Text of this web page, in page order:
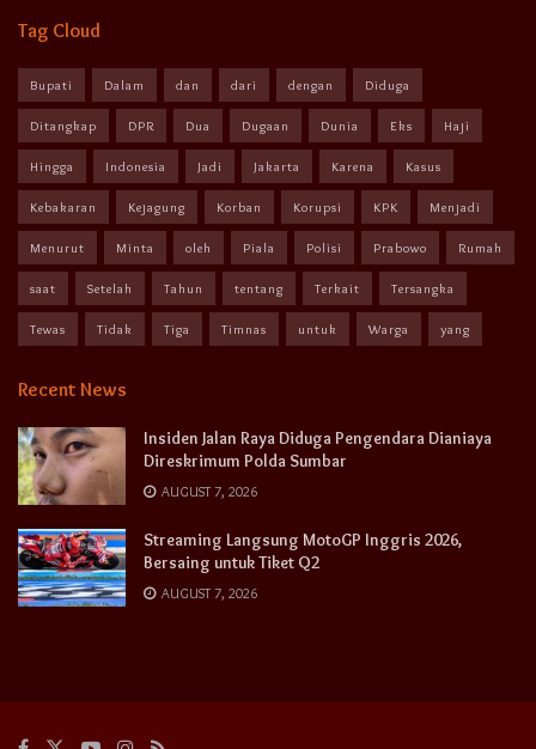
Tag Cloud
Bupati Dalam dan dari dengan Diduga
Ditangkap DPR Dua Dugaan Dunia Eks Haji
Hingga Indonesia Jadi Jakarta Karena Kasus
Kebakaran Kejagung Korban Korupsi KPK Menjadi
Menurut Minta oleh Piala Polisi Prabowo Rumah
saat Setelah Tahun tentang Terkait Tersangka
Tewas Tidak Tiga Timnas untuk Warga yang
Recent News
Insiden Jalan Raya Diduga Pengendara Dianiaya
Direskrimum Polda Sumbar
AUGUST 7, 2026
Streaming Langsung MotoGP Inggris 2026,
Bersaing untuk Tiket Q2
AUGUST 7, 2026